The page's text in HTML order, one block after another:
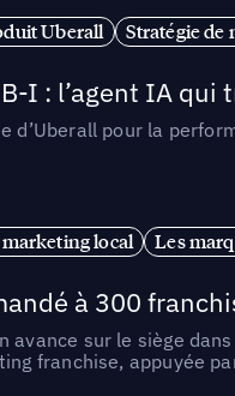
Uberall Stratégie de
I : l’agent IA
d’Uberall pour la
local Les
à 300
avance sur le siège
franchise, appuyée